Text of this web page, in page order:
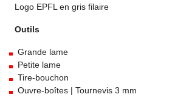
Logo EPFL en gris filaire
Outils
Grande lame
Petite lame
Tire-bouchon
Ouvre-boîtes | Tournevis 3 mm